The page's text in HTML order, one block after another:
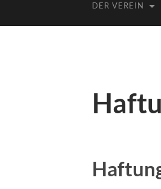
DER VEREIN